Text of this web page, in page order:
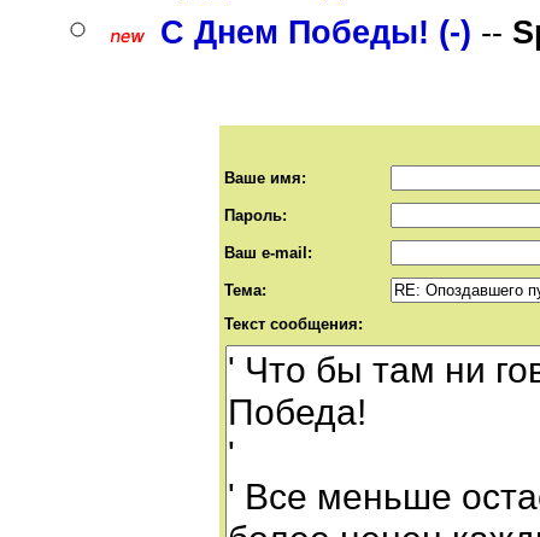
С Днем Победы! (-) --
Ваше имя:
Пароль:
Ваш e-mail:
Тема:
Текст сообщения: